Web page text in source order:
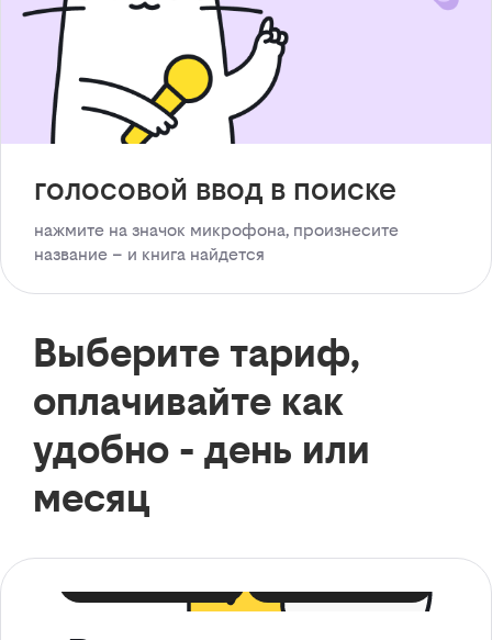
голосовой ввод в поиске
нажмите на значок микрофона, произнесите
название – и книга найдется
Выберите тариф,
оплачивайте как
удобно - день или
месяц